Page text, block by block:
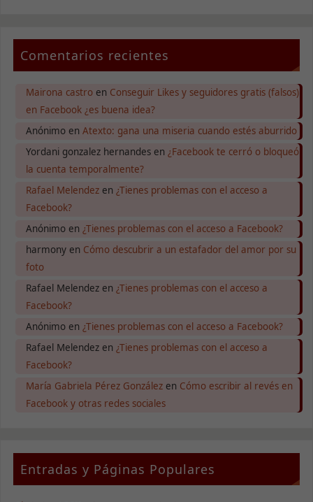
Comentarios recientes
Mairona castroen Conseguir Likes y seguidores gratis (falsos)
en Facebook ¿es buena idea?
Anónimoen Atexto: gana una miseria cuando estés aburrido
Yordani gonzalez hernandesen ¿Facebook te cerró o bloqueó
la cuenta temporalmente?
Rafael Melendezen ¿Tienes problemas con el acceso a
Facebook?
Anónimoen ¿Tienes problemas con el acceso a Facebook?
harmonyen Cómo descubrir a un estafador del amor por su
foto
Rafael Melendezen ¿Tienes problemas con el acceso a
Facebook?
Anónimoen ¿Tienes problemas con el acceso a Facebook?
Rafael Melendezen ¿Tienes problemas con el acceso a
Facebook?
María Gabriela Pérez Gonzálezen Cómo escribir al revés en
Facebook y otras redes sociales
Entradas y Páginas Populares